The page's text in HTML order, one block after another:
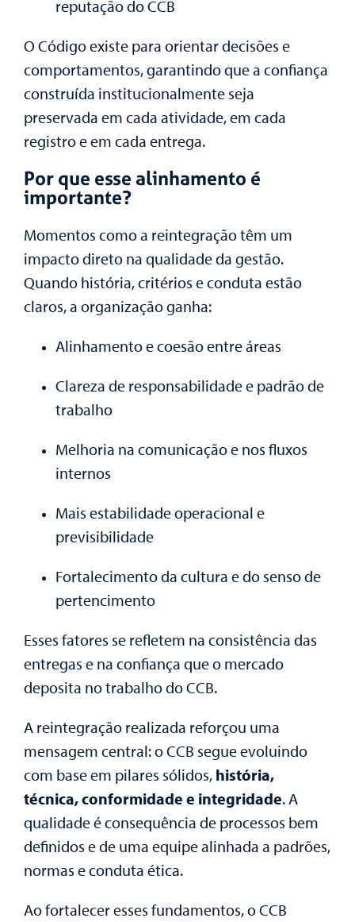
reputação do CCB
O Código existe para orientar decisões e
comportamentos, garantindo que a confiança
construída institucionalmente seja
preservada em cada atividade, em cada
registro e em cada entrega.
Por que esse alinhamento é
importante?
Momentos como a reintegração têm um
impacto direto na qualidade da gestão.
Quando história, critérios e conduta estão
claros, a organização ganha:
Alinhamento e coesão entre áreas
Clareza de responsabilidade e padrão de
trabalho
Melhoria na comunicação e nos fluxos
internos
Mais estabilidade operacional e
previsibilidade
Fortalecimento da cultura e do senso de
pertencimento
Esses fatores se refletem na consistência das
entregas e na confiança que o mercado
deposita no trabalho do CCB.
A reintegração realizada reforçou uma
mensagem central: o CCB segue evoluindo
com base em pilares sólidos, história,
técnica, conformidade e integridade. A
qualidade é consequência de processos bem
definidos e de uma equipe alinhada a padrões,
normas e conduta ética.
Ao fortalecer esses fundamentos, o CCB